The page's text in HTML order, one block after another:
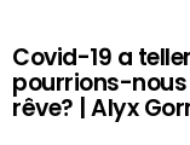
Covid-19 a
pourrions-
rêve? | Alyx